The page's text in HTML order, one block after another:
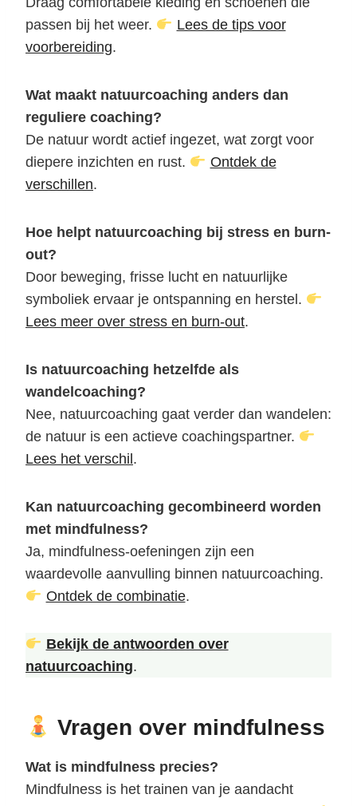
passen bij het weer.
Lees de tips voor
voorbereiding.
Wat maakt natuurcoaching anders dan
reguliere coaching?
De natuur wordt actief ingezet, wat zorgt voor
diepere inzichten en rust.
Ontdek de
verschillen.
Hoe helpt natuurcoaching bij stress en burn-
out?
Door beweging, frisse lucht en natuurlijke
symboliek ervaar je ontspanning en herstel.
Lees meer over stress en burn-out.
Is natuurcoaching hetzelfde als
wandelcoaching?
Nee, natuurcoaching gaat verder dan wandelen:
de natuur is een actieve coachingspartner.
Lees het verschil .
Kan natuurcoaching gecombineerd worden
met mindfulness?
Ja, mindfulness-oefeningen zijn een
waardevolle aanvulling binnen natuurcoaching.
Ontdek de combinatie.
Bekijk de antwoorden over
natuurcoaching.
Vragen over mindfulness
Wat is mindfulness precies?
Mindfulness is het trainen van je aandacht